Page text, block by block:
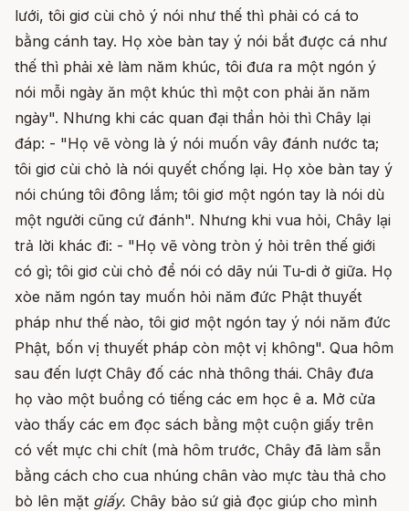
lưới, tôi giơ cùi chỏ ý nói như thế thì phải có cá to
bằng cánh tay. Họ xòe bàn tay ý nói bắt được cá như
thế thì phải xẻ làm năm khúc, tôi đưa ra một ngón ý
nói mỗi ngày ăn một khúc thì một con phải ăn năm
ngày". Nhưng khi các quan đại thần hỏi thì Chây lại
đáp: - "Họ vẽ vòng là ý nói muốn vây đánh nước ta;
tôi giơ cùi chỏ là nói quyết chống lại. Họ xòe bàn tay ý
nói chúng tôi đông lắm; tôi giơ một ngón tay là nói dù
một người cũng cứ đánh". Nhưng khi vua hỏi, Chây lại
trả lời khác đi: - "Họ vẽ vòng tròn ý hỏi trên thế giới
có gì; tôi giơ cùi chỏ để nói có dãy núi Tu-di ở giữa. Họ
xòe năm ngón tay muốn hỏi năm đức Phật thuyết
pháp như thế nào, tôi giơ một ngón tay ý nói năm đức
Phật, bốn vị thuyết pháp còn một vị không". Qua hôm
sau đến lượt Chây đố các nhà thông thái. Chây đưa
họ vào một buồng có tiếng các em học ê a. Mở cửa
vào thấy các em đọc sách bằng một cuộn giấy trên
có vết mực chi chít (mà hôm trước, Chây đã làm sẵn
bằng cách cho cua nhúng chân vào mực tàu thả cho
bò lên mặt giấy. Chây bảo sứ giả đọc giúp cho mình